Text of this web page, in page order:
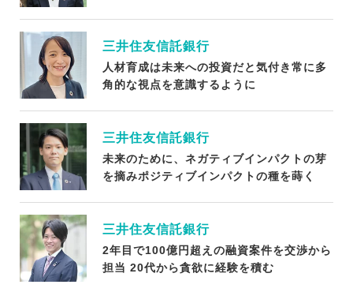
三井住友信託銀行
人材育成は未来への投資だと気付き常に多
角的な視点を意識するように
三井住友信託銀行
未来のために、ネガティブインパクトの芽
を摘みポジティブインパクトの種を蒔く
三井住友信託銀行
2年目で100億円超えの融資案件を交渉から
担当 20代から貪欲に経験を積む